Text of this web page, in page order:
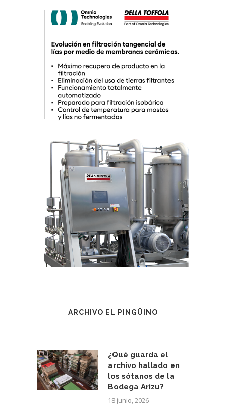
ARCHIVO EL PINGÜINO
¿Qué guarda el
archivo hallado en
los sótanos de la
Bodega Arizu?
18 junio, 2026